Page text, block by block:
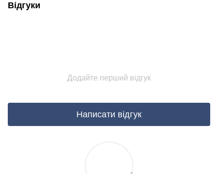
Відгуки
Додайте перший відгук
Написати відгук